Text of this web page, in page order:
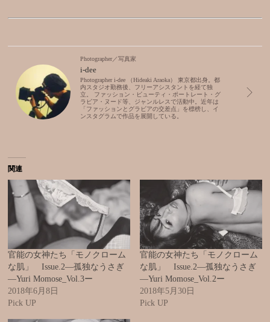
Photographer／写真家
i-dee
Photographer i-dee （Hideaki Araoka） 東京都出身。都
内スタジオ勤務後、フリーアシスタントを経て独
立。 ファッション・ビューティ・ポートレート・グ
ラビア・ヌード等、ジャンルレスで活動中。近年は
「ファッションとグラビアの交差点」を標榜し、イ
ンスタグラムで作品を展開している。
関連
官能の女神たち「モノクローム
な肌」 Issue.2―孤独なうさぎ
―Yuri Momose_Vol.3ー
2018年6月8日
Pick UP
官能の女神たち「モノクローム
な肌」 Issue.2―孤独なうさぎ
―Yuri Momose_Vol.2ー
2018年5月30日
Pick UP